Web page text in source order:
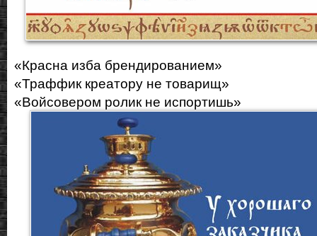
«Красна изба брендированием»
«Траффик креатору не товарищ»
«Войсовером ролик не испортишь»